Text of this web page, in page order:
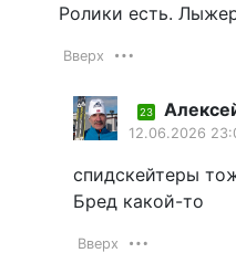
Ролики есть.
Вверх
23
12.06.2026
спидскейтеры
Бред какой-то
Вверх